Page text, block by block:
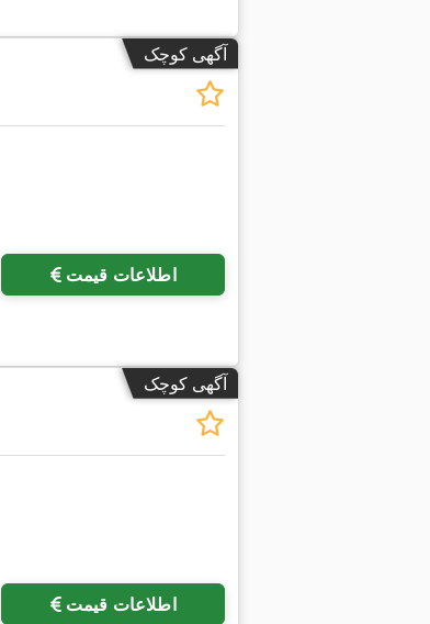
آگهی کوچک
اطلاعات قیمت
آگهی کوچک
اطلاعات قیمت